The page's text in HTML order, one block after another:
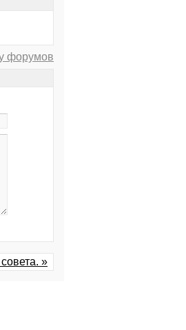
форумов
»